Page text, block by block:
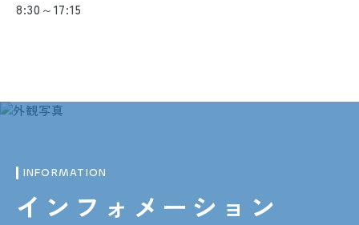
8:30～17:15
INFORMATION
インフォメーション